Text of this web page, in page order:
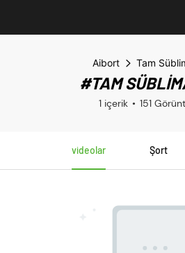
Aibort Tam
#TAM
1 içerik 151
videolar Şort